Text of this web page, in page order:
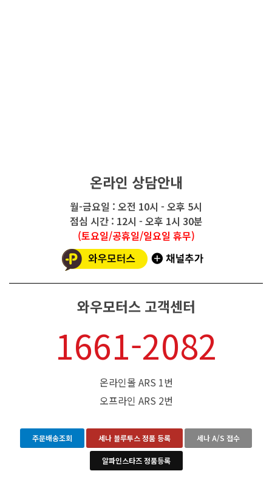
온라인 상담안내
월-금요일 : 오전 10시 - 오후 5시
점심 시간 : 12시 - 오후 1시 30분
(토요일/공휴일/일요일 휴무)
와우모터스 고객센터
1661-2082
온라인몰 ARS 1번
오프라인 ARS 2번
주문배송조회 세나 블루투스 정품 등록 세나 A/S 접수
알파인스타즈 정품등록